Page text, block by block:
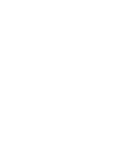
khen thưởng 15 tập
đơn vị.
ương và địa phương
cả nước. Các cơ quan
báo chí địa phương,
lượng đồng đều hơn,
sát các vấn đề nóng,
kỷ niệm 95 năm Ngày